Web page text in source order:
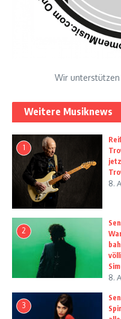
Wir unterstützen
Weitere Musiknews
1
8.
2
8.
3